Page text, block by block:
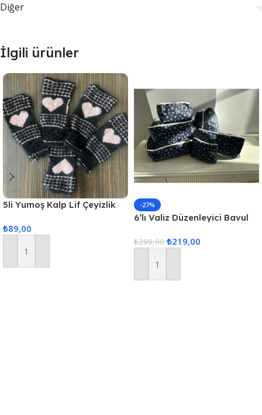
Diğer
İlgili ürünler
5li Yumoş Kalp Lif Çeyizlik
₺89,00
Sepete Ekle
-27%
6’lı Valiz Düzenleyici Bavul
Hurcu
₺299,00 ₺219,00
Sepete Ekle